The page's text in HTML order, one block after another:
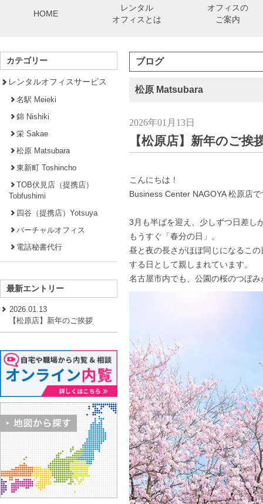
HOME
レンタル
オフィスとは
オフィスの
ご案内
ブログ
松原 Matsubara
2026年01月13日
【松原店】新年のご挨
こんにちは！
Business Center NAGOYA 松原店
3月も半ばを迎え、少しずつ日差し
もうすぐ「春分の日」。
昼と夜の長さがほぼ同じになるこ
する日として親しまれています。
名古屋市内でも、公園の桜のつぼ
カテゴリー
レンタルオフィスサービス
名駅 Meieki
錦 Nishiki
栄 Sakae
松原 Matsubara
東新町 Toshincho
TOB伏見店（提携店）
Tobfushimi
四谷（提携店）Yotsuya
バーチャルオフィス
電話秘書代行
最新エントリー
2026.01.13
【松原店】新年のご挨拶